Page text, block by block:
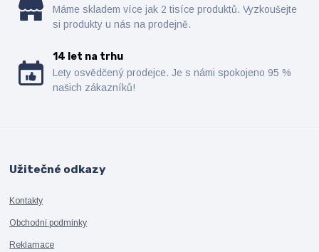
Máme skladem více jak 2 tisíce produktů. Vyzkoušejte
si produkty u nás na prodejně.
14 let na trhu
Lety osvědčený prodejce. Je s námi spokojeno 95 %
našich zákazníků!
Užitečné odkazy
Kontakty
Obchodní podmínky
Reklamace